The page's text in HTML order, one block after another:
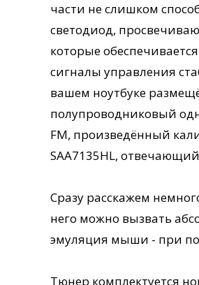
части не слишком
светодиод,
которые
сигналы управления
вашем ноутбуке
полупроводниковый
FM, произведённый
SAA7135HL,
Сразу расскажем
него можно вызвать
эмуляция мыши - при
Тюнер комплектуется